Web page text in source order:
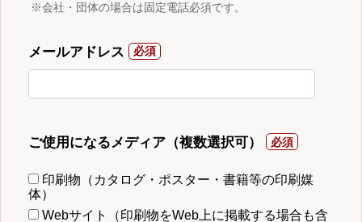
※会社・団体の場合は固定電話必須です。
メールアドレス
ご使用になるメディア（複数選択可）
印刷物（カタログ・ポスター・書籍等の印刷媒
体）
Webサイト（印刷物をWeb上に掲載する場合も含